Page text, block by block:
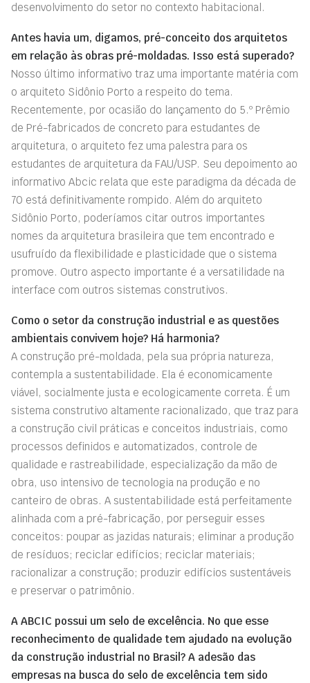
desenvolvimento do setor no contexto habitacional.
Antes havia um, digamos, pré-conceito dos arquitetos
em relação às obras pré-moldadas. Isso está superado?
Nosso último informativo traz uma importante matéria com
o arquiteto Sidônio Porto a respeito do tema.
Recentemente, por ocasião do lançamento do 5.º Prêmio
de Pré-fabricados de concreto para estudantes de
arquitetura, o arquiteto fez uma palestra para os
estudantes de arquitetura da FAU/USP. Seu depoimento ao
informativo Abcic relata que este paradigma da década de
70 está definitivamente rompido. Além do arquiteto
Sidônio Porto, poderíamos citar outros importantes
nomes da arquitetura brasileira que tem encontrado e
usufruído da flexibilidade e plasticidade que o sistema
promove. Outro aspecto importante é a versatilidade na
interface com outros sistemas construtivos.
Como o setor da construção industrial e as questões
ambientais convivem hoje? Há harmonia?
A construção pré-moldada, pela sua própria natureza,
contempla a sustentabilidade. Ela é economicamente
viável, socialmente justa e ecologicamente correta. É um
sistema construtivo altamente racionalizado, que traz para
a construção civil práticas e conceitos industriais, como
processos definidos e automatizados, controle de
qualidade e rastreabilidade, especialização da mão de
obra, uso intensivo de tecnologia na produção e no
canteiro de obras. A sustentabilidade está perfeitamente
alinhada com a pré-fabricação, por perseguir esses
conceitos: poupar as jazidas naturais; eliminar a produção
de resíduos; reciclar edifícios; reciclar materiais;
racionalizar a construção; produzir edifícios sustentáveis
e preservar o patrimônio.
A ABCIC possui um selo de excelência. No que esse
reconhecimento de qualidade tem ajudado na evolução
da construção industrial no Brasil? A adesão das
empresas na busca do selo de excelência tem sido